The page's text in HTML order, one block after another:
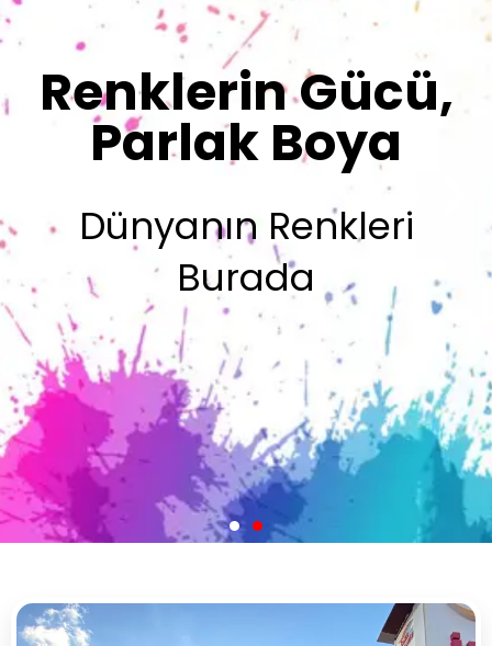
Renklerimiz
Sizin İmzanız
Olsun